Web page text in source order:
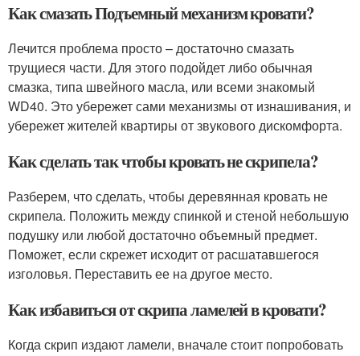
Как смазать Подъемный механизм кровати?
Лечится проблема просто – достаточно смазать
трущиеся части. Для этого подойдет либо обычная
смазка, типа швейного масла, или всеми знакомый
WD40. Это убережет сами механизмы от изнашивания, и
убережет жителей квартиры от звукового дискомфорта.
Как сделать так чтобы кровать не скрипела?
Разберем, что сделать, чтобы деревянная кровать не
скрипела. Положить между спинкой и стеной небольшую
подушку или любой достаточно объемный предмет.
Поможет, если скрежет исходит от расшатавшегося
изголовья. Переставить ее на другое место.
Как избавиться от скрипа ламелей в кровати?
Когда скрип издают ламели, вначале стоит попробовать